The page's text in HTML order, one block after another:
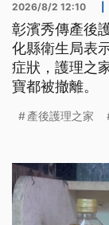
2026/8/2 12:10
彰濱秀傳產後
化縣衛生局表
症狀，護理之
寶都被撤離。
產後護理之家